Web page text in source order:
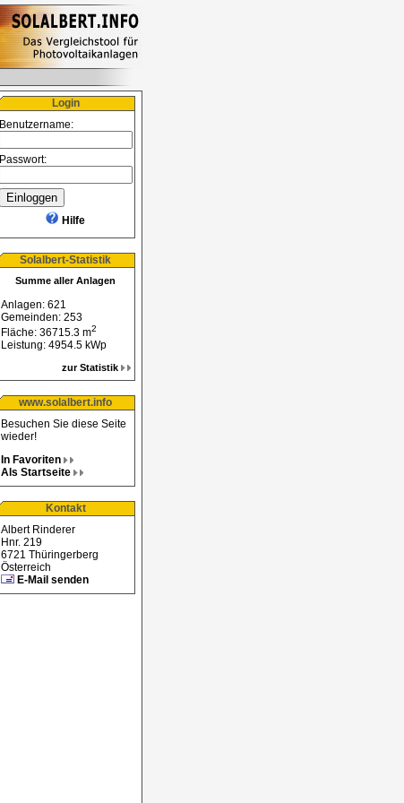
Login
Benutzername:
Passwort:
Hilfe
Solalbert-Statistik
Summe aller Anlagen
Anlagen: 621
Gemeinden: 253
Fläche: 36715.3 m2
Leistung: 4954.5 kWp
zur Statistik
www.solalbert.info
Besuchen Sie diese Seite
wieder!
In Favoriten
Als Startseite
Kontakt
Albert Rinderer
Hnr. 219
6721 Thüringerberg
Österreich
E-Mail senden